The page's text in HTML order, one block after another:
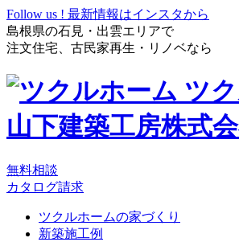
Follow us ! 最新情報はインスタから
島根県の石見・出雲エリアで
注文住宅、古民家再生・リノベなら
ツ
山下建築工房株式
無料相談
カタログ請求
ツクルホームの家づくり
新築施工例